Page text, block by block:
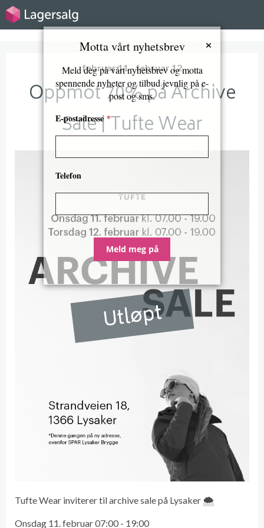
februar 11 - februar 12
Oppmot 70% på Archive
Sale | Tufte Wear
Utløpt
Tufte Wear inviterer til archive sale på Lysaker 🌨️
Onsdag 11. februar 07:00 - 19:00
×
Motta vårt nyhetsbrev
Meld deg på vårt nyhetsbrev og motta
spennende nyheter og tilbud jevnlig på e-
post og sms.
E-postadresse*
Telefon